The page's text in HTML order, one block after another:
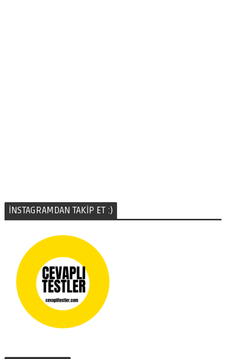
İNSTAGRAMDAN TAKİP ET :)